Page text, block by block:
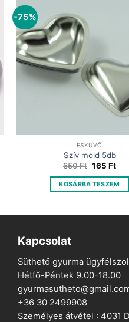
-75%
ESKÜVŐ
Szív mold 5db
650Ft Original
was:
650 Ft.
165 Ft
is:
165
KOSÁRBA TESZEM
Kapcsolat
Süthető gyurma
Hétfő-Péntek 9.00-18.00
+36 30 2499908
Személyes átvétel : 4031